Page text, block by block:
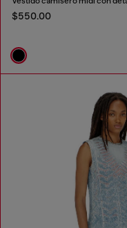
$550.00